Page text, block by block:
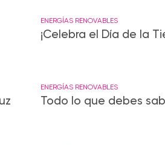
ENERGÍAS RENOVABLES
¡Celebra el Día de la
ENERGÍAS RENOVABLES
Todo lo que debes